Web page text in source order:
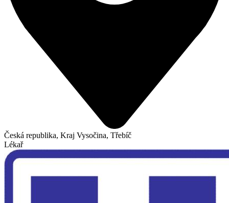
Česká republika, Kraj Vysočina, Třebíč
Lékař